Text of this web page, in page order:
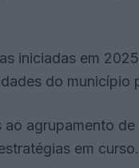
iniciadas em
do município
agrupamento
em curso.